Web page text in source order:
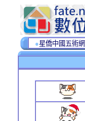
●星僑中國五術網